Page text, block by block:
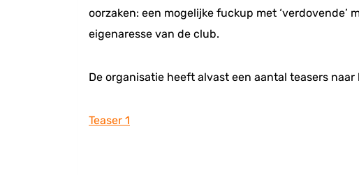
oorzaken: een mogelijke fuckup met
eigenaresse van de club.
De organisatie heeft alvast een aantal teasers
Teaser 1